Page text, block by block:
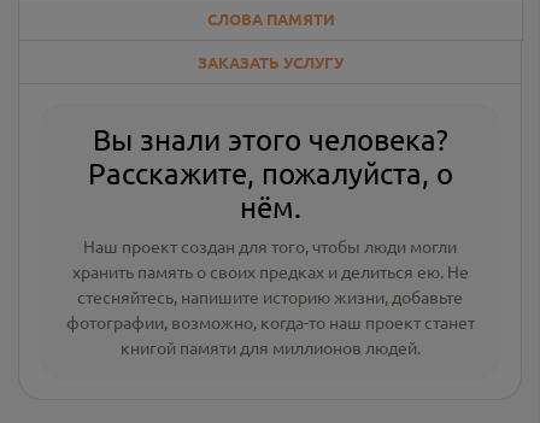
СЛОВА ПАМЯТИ
ЗАКАЗАТЬ УСЛУГУ
Вы знали этого человека?
Расскажите, пожалуйста, о
нём.
Наш проект создан для того, чтобы люди могли
хранить память о своих предках и делиться ею. Не
стесняйтесь, напишите историю жизни, добавьте
фотографии, возможно, когда-то наш проект станет
книгой памяти для миллионов людей.